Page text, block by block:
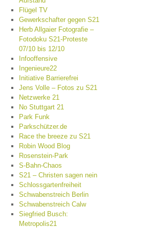
Flügel TV
Gewerkschafter gegen S21
Herb Allgaier Fotografie –
Fotodoku S21-Proteste
07/10 bis 12/10
Infooffensive
Ingenieure22
Initiative Barrierefrei
Jens Volle – Fotos zu S21
Netzwerke 21
No Stuttgart 21
Park Funk
Parkschützer.de
Race the breeze zu S21
Robin Wood Blog
Rosenstein-Park
S-Bahn-Chaos
S21 – Christen sagen nein
Schlossgartenfreiheit
Schwabenstreich Berlin
Schwabenstreich Calw
Siegfried Busch:
Metropolis21